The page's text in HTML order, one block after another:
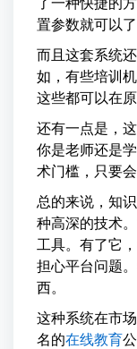
置参数就可以了
而且这套系统
如，有些培训
这些都可以在
还有一点是，
你是老师还是
术门槛，只要
总的来说，知
种高深的技术
工具。有了它
担心平台问题
西。
这种系统在市
名的在线教育